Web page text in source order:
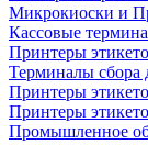
Микрокиоски и
Кассовые
Принтеры
Терминалы
Принтеры
Принтеры
Промышленное